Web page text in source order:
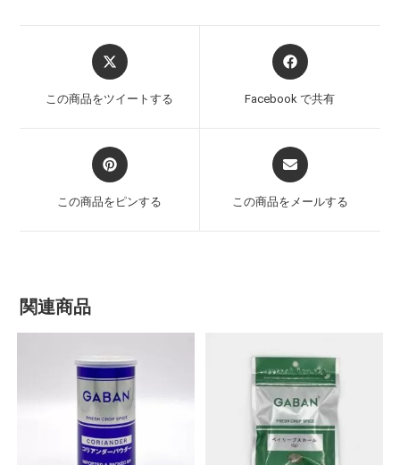
この商品をツイートする Facebook で共有
この商品をピンする この商品をメールする
関連商品